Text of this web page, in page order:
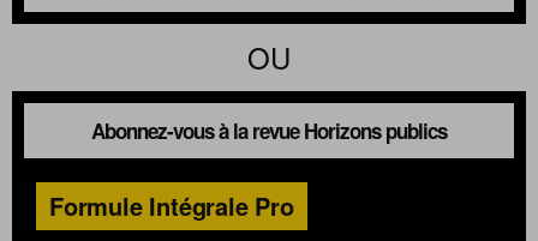
OU
Abonnez-vous à la revue Horizons publics
Formule Intégrale Pro